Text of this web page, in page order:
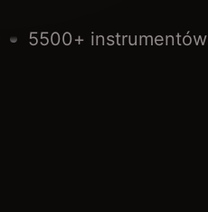
5500+ instrumentów